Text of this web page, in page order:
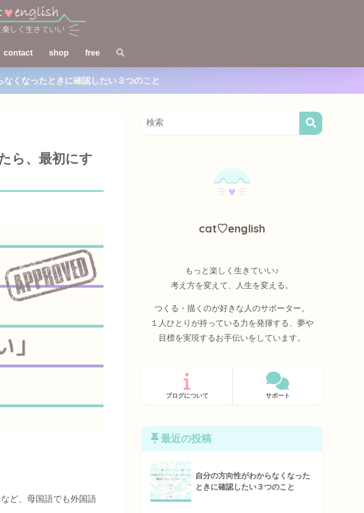
contact shop free
なくなったときに確認したい３つのこと
ら、最初にす
ど、母国語でも外国語
cat♡english
もっと楽しく生きていい♪
考え方を変えて、人生を変える。
つくる・描くのが好きな人のサポーター。
１人ひとりが持っている力を発揮する、夢や
目標を実現するお手伝いをしています。
ブログについて サポート
最近の投稿
自分の方向性がわからなくなった
ときに確認したい３つのこと